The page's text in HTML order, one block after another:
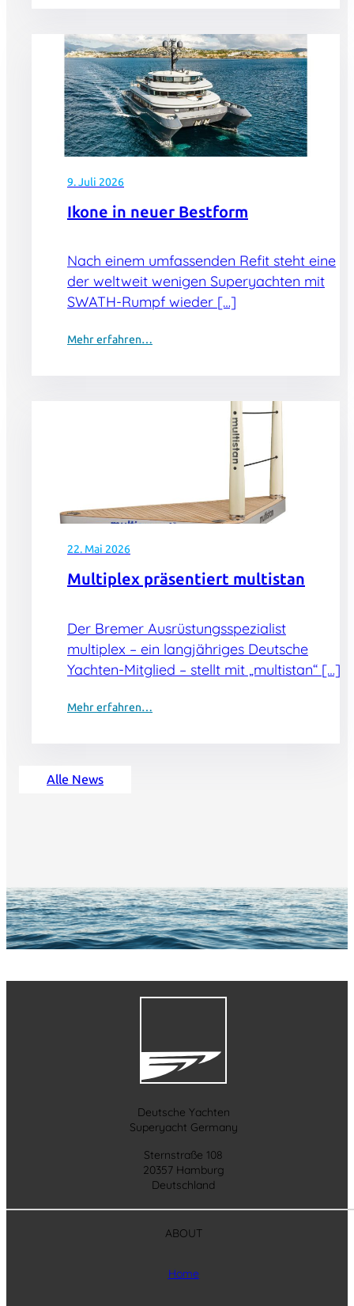
9. Juli 2026
Ikone in neuer Bestform
Nach einem umfassenden Refit steht eine
der weltweit wenigen Superyachten mit
SWATH-Rumpf wieder […]
Mehr erfahren…
22. Mai 2026
Multiplex präsentiert multistan
Der Bremer Ausrüstungsspezialist
multiplex – ein langjähriges Deutsche
Yachten-Mitglied – stellt mit „multistan“ […]
Mehr erfahren…
Alle News
Deutsche Yachten
Superyacht Germany
Sternstraße 108
20357 Hamburg
Deutschland
ABOUT
Home